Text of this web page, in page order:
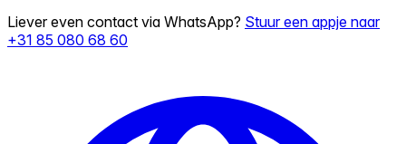
Liever even contact via WhatsApp? Stuur een appje naar
+31 85 080 68 60